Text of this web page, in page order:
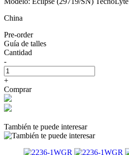
China
Pre-order
Guía de talles
Cantidad
-
+
Comprar
También te puede interesar